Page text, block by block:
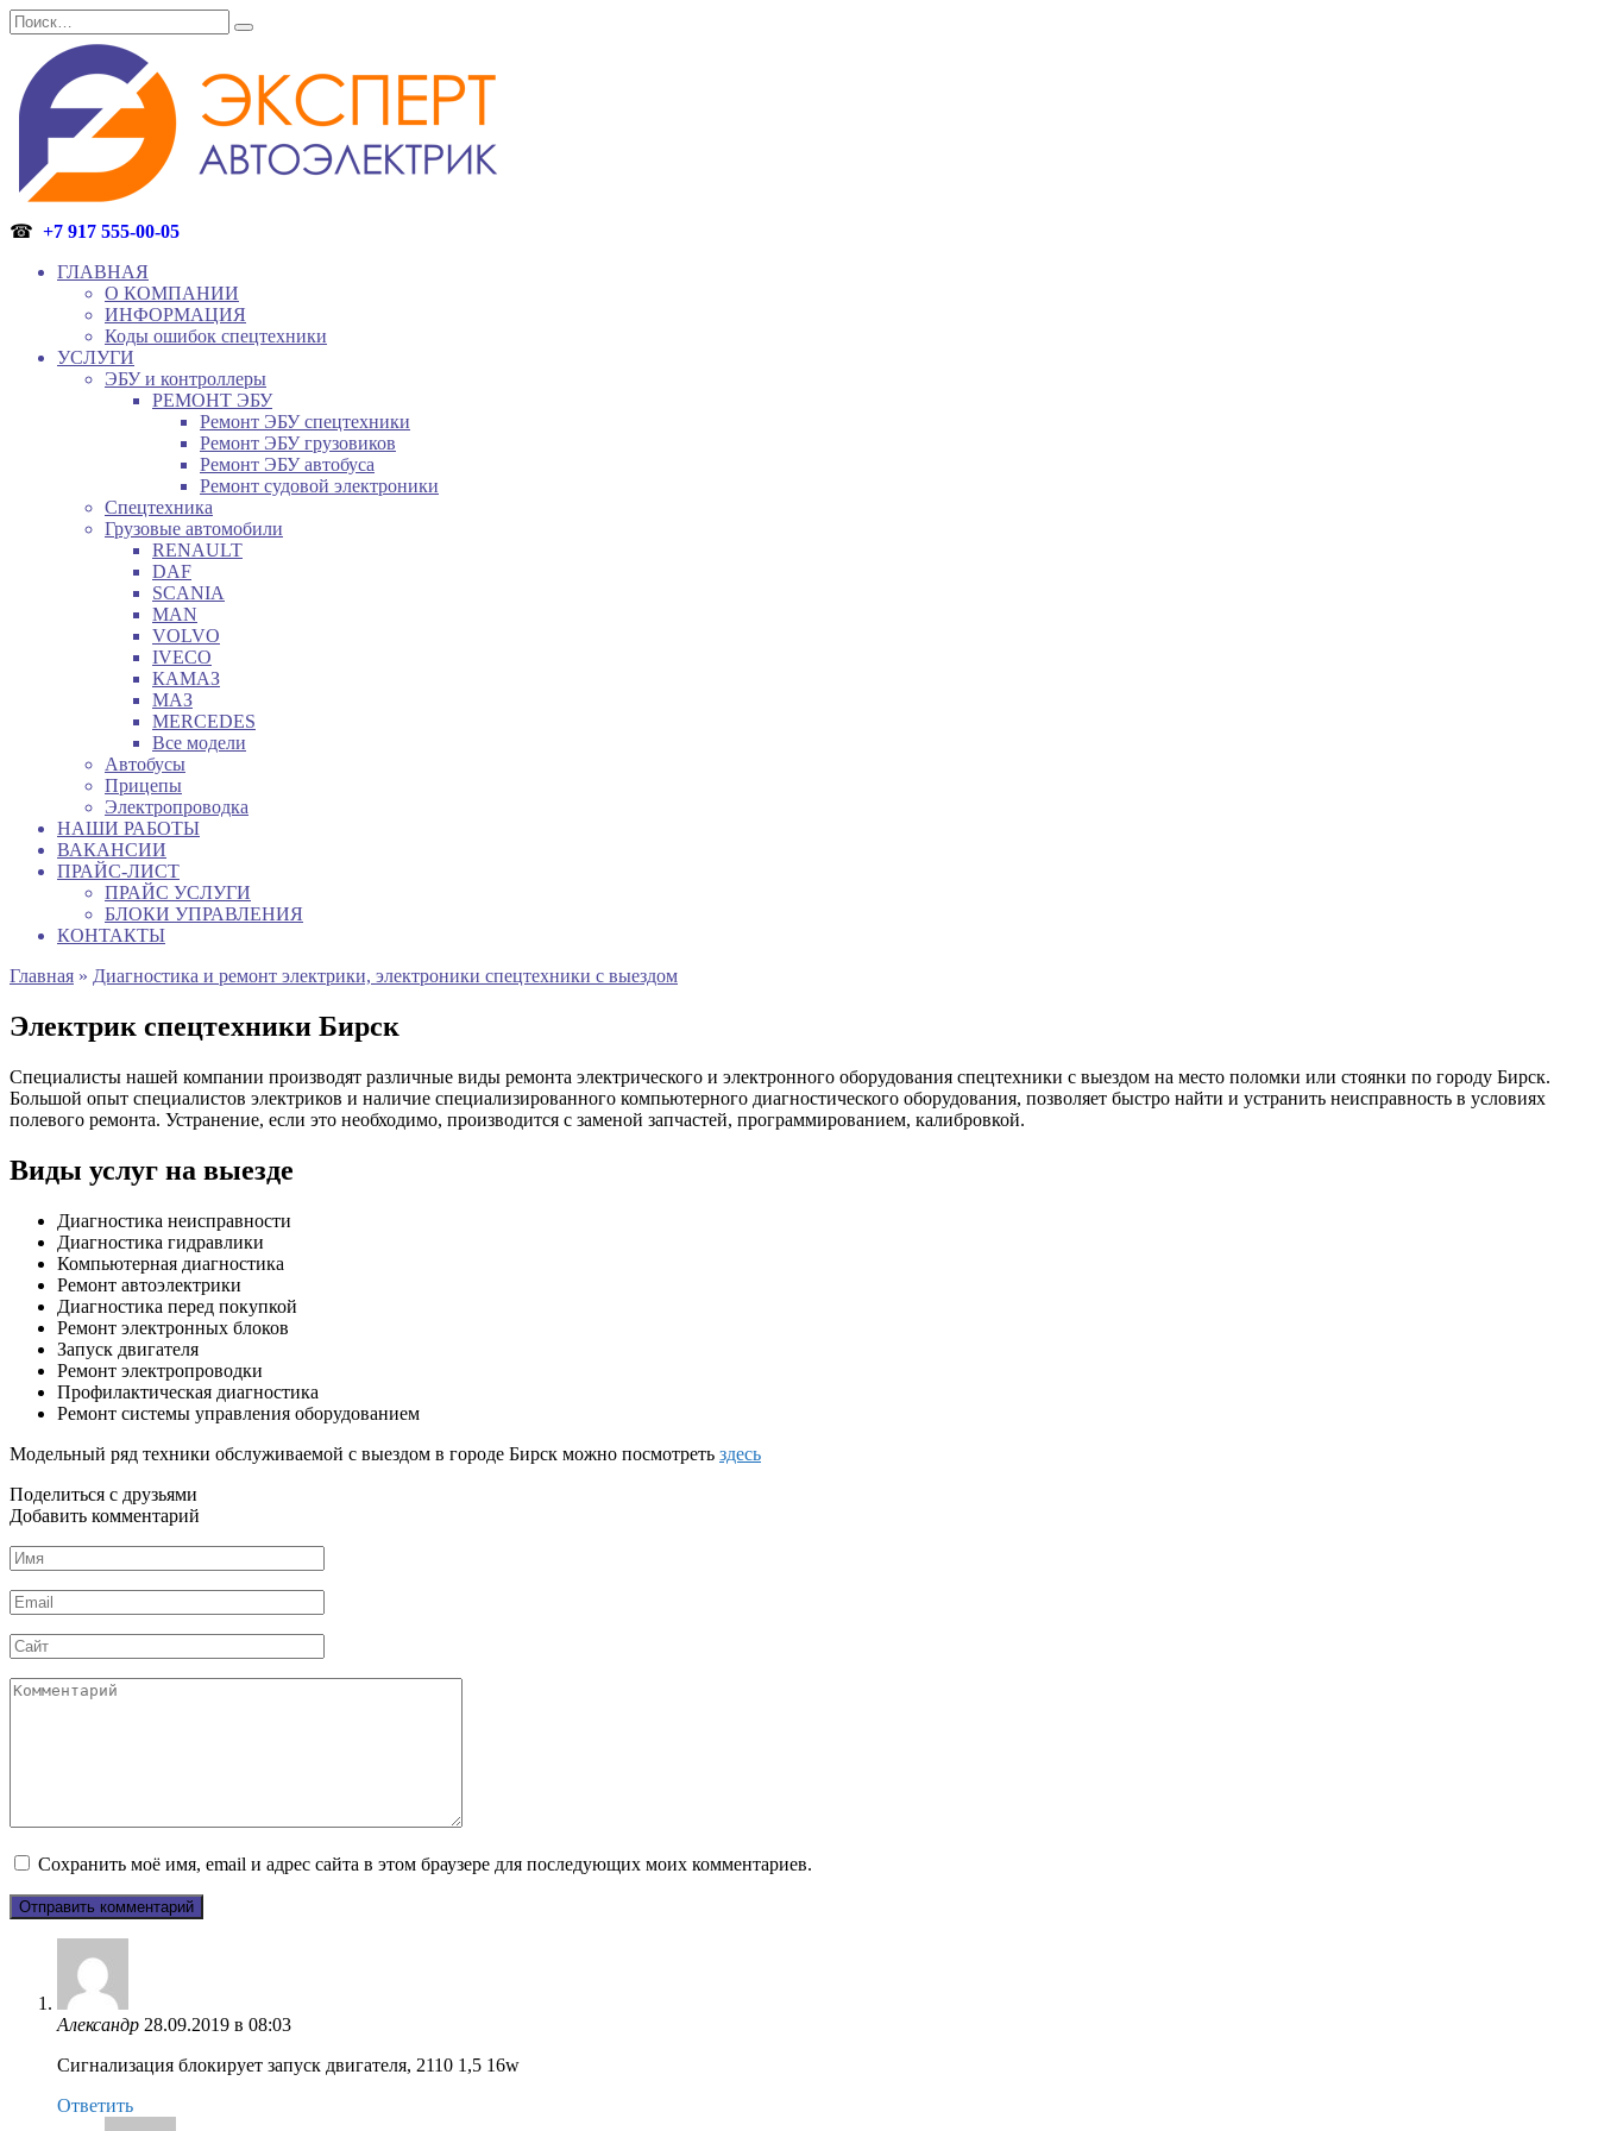
Перейти
к
содержанию
Search
for:
☎ +7 917 555-00-05
ГЛАВНАЯ
О КОМПАНИИ
ИНФОРМАЦИЯ
Коды ошибок спецтехники
УСЛУГИ
ЭБУ и контроллеры
РЕМОНТ ЭБУ
Ремонт ЭБУ спецтехники
Ремонт ЭБУ грузовиков
Ремонт ЭБУ автобуса
Ремонт судовой электроники
Спецтехника
Грузовые автомобили
RENAULT
DAF
SCANIA
MAN
VOLVO
IVECO
КАМАЗ
МАЗ
MERCEDES
Все модели
Автобусы
Прицепы
Электропроводка
НАШИ РАБОТЫ
ВАКАНСИИ
ПРАЙС-ЛИСТ
ПРАЙС УСЛУГИ
БЛОКИ УПРАВЛЕНИЯ
КОНТАКТЫ
Главная » Диагностика и ремонт электрики, электроники спецтехники с выездом
Электрик спецтехники Бирск
Специалисты нашей компании производят различные виды ремонта электрического и электронного оборудования спецтехники с выездом на место поломки или стоянки по городу Бирск.
Большой опыт специалистов электриков и наличие специализированного компьютерного диагностического оборудования, позволяет быстро найти и устранить неисправность в условиях
полевого ремонта. Устранение, если это необходимо, производится с заменой запчастей, программированием, калибровкой.
Виды услуг на выезде
Диагностика неисправности
Диагностика гидравлики
Компьютерная диагностика
Ремонт автоэлектрики
Диагностика перед покупкой
Ремонт электронных блоков
Запуск двигателя
Ремонт электропроводки
Профилактическая диагностика
Ремонт системы управления оборудованием
Модельный ряд техники обслуживаемой с выездом в городе Бирск можно посмотреть здесь
Поделиться с друзьями
Добавить комментарий
Имя
*
Email
*
Сайт
Комментарий
Сохранить моё имя, email и адрес сайта в этом браузере для последующих моих комментариев.
Александр 28.09.2019 в 08:03
Сигнализация блокирует запуск двигателя, 2110 1,5 16w
Ответить